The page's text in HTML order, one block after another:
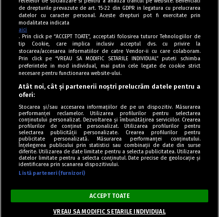
Tag index
Program Antena 1
Politica de cookies
Politica de confidențialitate
Termeni și condiții
drepturile rezervate.
Copyright © Retete Fel de Fel 2020-2024.
de drepturile prevazute de art. 15-22 din GDPR in legatura cu prelucrarea
datelor cu caracter personal. Aceste drepturi pot fi exercitate prin
modalitatea indicata
aici
. Prin click pe “ACCEPT TOATE”, acceptati folosirea tuturor Tehnologiilor de
tip Cookie, care implica inclusiv acceptul dvs. cu privire la
stocarea/accesarea informatiilor de catre Vendor-ii cu care colaboram.
Prin click pe “VREAU SA MODIFIC SETARILE INDIVIDUAL” puteti schimba
preferintele in mod individual, mai putin cele legate de cookie strict
necesare pentru functionarea website-ului.
Atât noi, cât și partenerii noștri prelucrăm datele pentru a
oferi:
Stocarea și/sau accesarea informațiilor de pe un dispozitiv. Măsurarea
performanței reclamelor. Utilizarea profilurilor pentru selectarea
conținutului personalizat. Dezvoltarea și îmbunătățirea serviciilor. Crearea
profilurilor de conținut personalizat. Utilizarea profilurilor pentru
selectarea publicității personalizate. Crearea profilurilor pentru
publicitate personalizată. Măsurarea performanței conținutului.
Înțelegerea publicului prin statistici sau combinații de date din surse
diferite. Utilizarea de date limitate pentru a selecta publicitatea. Utilizarea
datelor limitate pentru a selecta conținutul. Date precise de geolocație și
identificarea prin scanarea dispozitivului.
Listă parteneri (furnizori)
ACCEPT TOATE
VREAU SA MODIFIC SETARILE INDIVIDUAL